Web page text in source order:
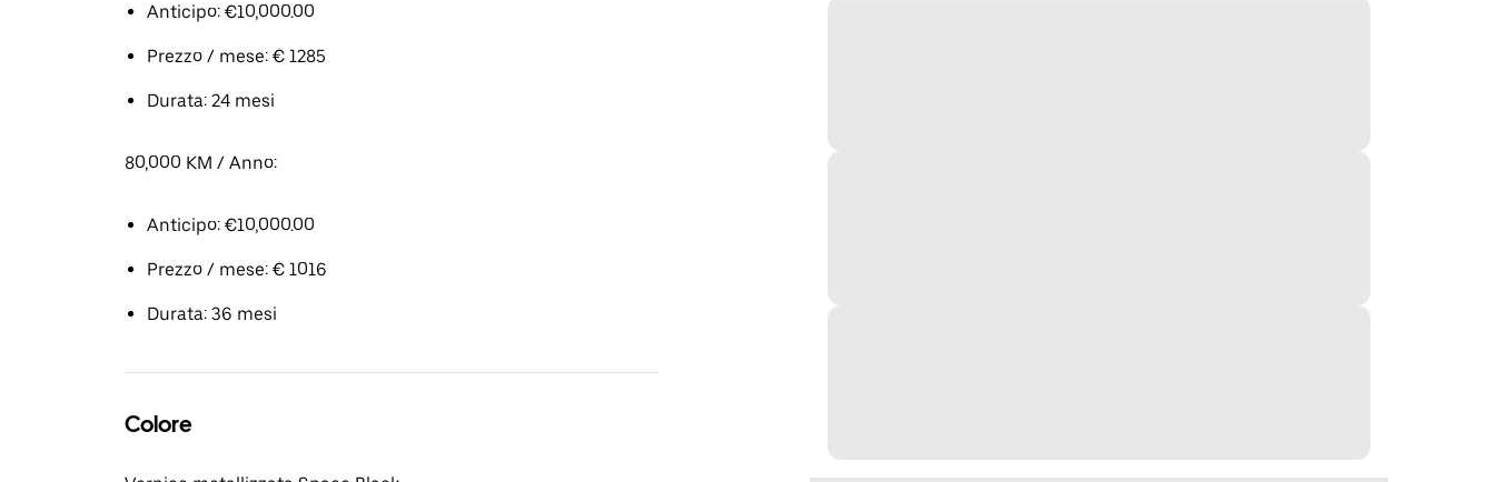
Anticipo: €10,000.00
Prezzo / mese: € 1285
Durata: 24 mesi
80,000 KM / Anno:
Anticipo: €10,000.00
Prezzo / mese: € 1016
Durata: 36 mesi
Colore